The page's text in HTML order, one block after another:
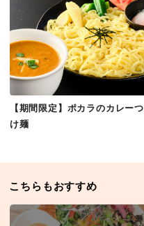
【期間限定】ポカラのカレーつ
け麺
こちらもおすすめ